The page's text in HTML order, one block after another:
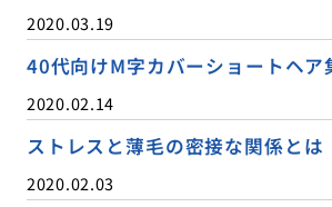
2020.03.19
40代向けM字カバーショートヘア
2020.02.14
ストレスと薄毛の密接な関係とは
2020.02.03